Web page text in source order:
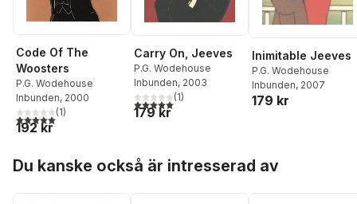
Code Of The
Woosters
P.G. Wodehouse
Inbunden, 2000
5,0utav 5 stjärnor. Totalt antal röster:
(1)
192 kr
Carry On, Jeeves
P.G. Wodehouse
Inbunden, 2003
5,0utav 5 stjärnor. Totalt antal röster:
(1)
179 kr
Inimitable Jeeves
P.G. Wodehouse
Inbunden, 2007
179 kr
Du kanske också är intresserad av